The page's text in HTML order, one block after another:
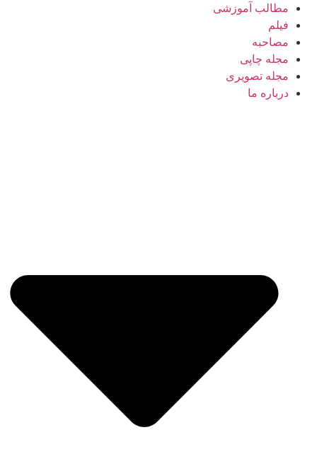
مطالب آموزشی
فیلم
مصاحبه
مجله چاپی
مجله تصویری
درباره ما